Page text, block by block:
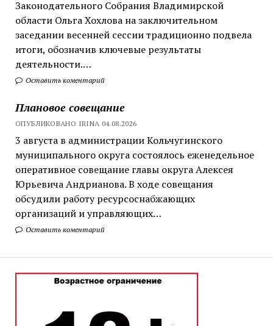
Законодательного Собрания Владимирской
области Ольга Хохлова на заключительном
заседании весенней сессии традиционно подвела
итоги, обозначив ключевые результаты
деятельности.…
Оставить коментарий
Плановое совещание
ОПУБЛИКОВАНО IRINA 04.08.2026
3 августа в администрации Кольчугинского
муниципального округа состоялось еженедельное
оперативное совещание главы округа Алексея
Юрьевича Андрианова. В ходе совещания
обсудили работу ресурсоснабжающих
организаций и управляющих…
Оставить коментарий